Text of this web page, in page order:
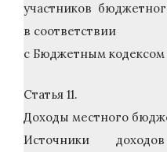
участников
в соответствии
с Бюджетным
Статья 11.
Доходы местного
Источники